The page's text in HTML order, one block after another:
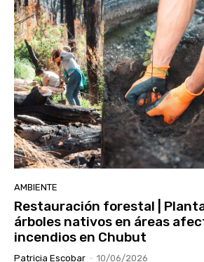
AMBIENTE
Restauración forestal |
árboles nativos en áreas
incendios en Chubut
Patricia Escobar - 10/06/2026